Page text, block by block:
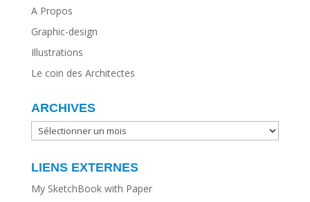
A Propos
Graphic-design
Illustrations
Le coin des Architectes
ARCHIVES
ARCHIVES
LIENS EXTERNES
My SketchBook with Paper